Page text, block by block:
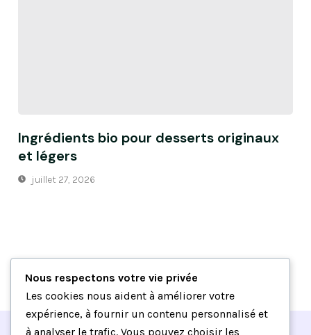
Ingrédients bio pour desserts originaux
et légers
juillet 27, 2026
Nous respectons votre vie privée
Les cookies nous aident à améliorer votre
expérience, à fournir un contenu personnalisé et
à analyser le trafic. Vous pouvez choisir les